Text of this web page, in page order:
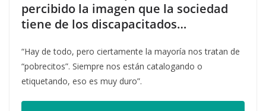
percibido la imagen que la sociedad
tiene de los discapacitados…
“Hay de todo, pero ciertamente la mayoría nos tratan de
“pobrecitos”. Siempre nos están catalogando o
etiquetando, eso es muy duro”.